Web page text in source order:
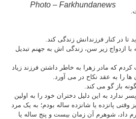
Photo – Farkhundanews
در کنار فرزندانش زندگی کند.
ازدواج زیر سن، زندگی اش به جهنم تبدیل
که مادر زهرا به خاطر داشتن فرزند زیاد
را به عقد نکاح در می آورد.
باز گو می کند.
به این دلیل دختران خود را به اولین
پانزده یا شانزده ساله بودم؛ به یک مرد
داد، شوهرم آن زمان بیست و پنج ساله یا